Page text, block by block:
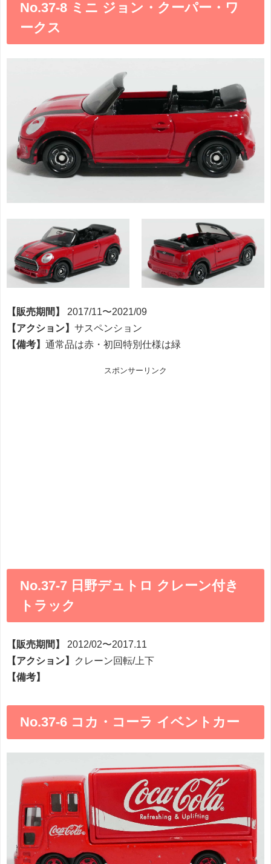
No.37-8 ミニ ジョン・クーパー・ワ
ークス
【販売期間】 2017/11〜2021/09
【アクション】 サスペンション
【備考】 通常品は赤・初回特別仕様は緑
スポンサーリンク
No.37-7 日野デュトロ クレーン付き
トラック
【販売期間】 2012/02〜2017.11
【アクション】
クレーン回転/上下
【備考】
No.37-6 コカ・コーラ イベントカー